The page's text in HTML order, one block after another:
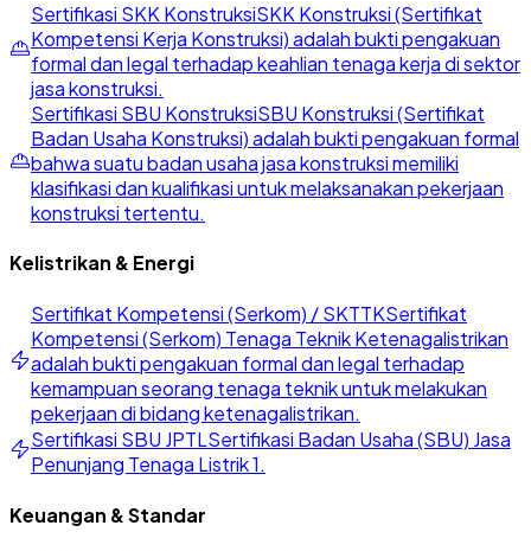
Sertifikasi SKK KonstruksiSKK Konstruksi (Sertifikat
Kompetensi Kerja Konstruksi) adalah bukti pengakuan
formal dan legal terhadap keahlian tenaga kerja di sektor
jasa konstruksi.
Sertifikasi SBU KonstruksiSBU Konstruksi (Sertifikat
Badan Usaha Konstruksi) adalah bukti pengakuan formal
bahwa suatu badan usaha jasa konstruksi memiliki
klasifikasi dan kualifikasi untuk melaksanakan pekerjaan
konstruksi tertentu.
Kelistrikan & Energi
Sertifikat Kompetensi (Serkom) / SKTTKSertifikat
Kompetensi (Serkom) Tenaga Teknik Ketenagalistrikan
adalah bukti pengakuan formal dan legal terhadap
kemampuan seorang tenaga teknik untuk melakukan
pekerjaan di bidang ketenagalistrikan.
Sertifikasi SBU JPTLSertifikasi Badan Usaha (SBU) Jasa
Penunjang Tenaga Listrik 1.
Keuangan & Standar